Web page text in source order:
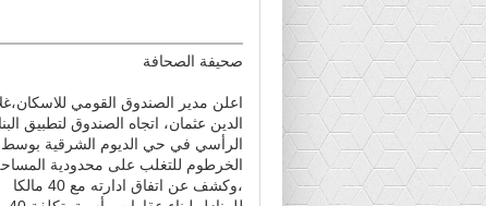
صحيفة الصحافة
اعلن مدير الصندوق القومي
الدين عثمان، اتجاه الصندوق لتطبيق
الرأسي في حي الديوم الشرقية بوسط
الخرطوم للتغلب على محدودية
،وكشف عن اتفاق ادارته مع 40 مالكا